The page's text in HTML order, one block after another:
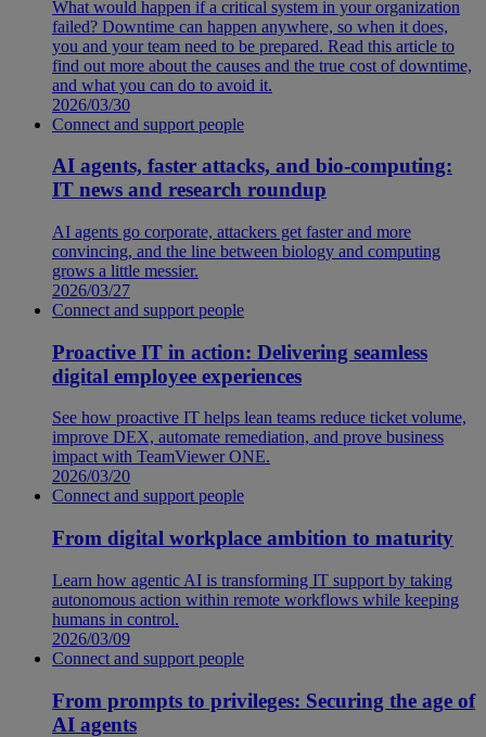
What would happen if a critical system in your organization
failed? Downtime can happen anywhere, so when it does,
you and your team need to be prepared. Read this article to
find out more about the causes and the true cost of downtime,
and what you can do to avoid it.
2026/03/30
Connect and support people
AI agents, faster attacks, and bio-computing:
IT news and research roundup
AI agents go corporate, attackers get faster and more
convincing, and the line between biology and computing
grows a little messier.
2026/03/27
Connect and support people
Proactive IT in action: Delivering seamless
digital employee experiences
See how proactive IT helps lean teams reduce ticket volume,
improve DEX, automate remediation, and prove business
impact with TeamViewer ONE.
2026/03/20
Connect and support people
From digital workplace ambition to maturity
Learn how agentic AI is transforming IT support by taking
autonomous action within remote workflows while keeping
humans in control.
2026/03/09
Connect and support people
From prompts to privileges: Securing the age of
AI agents